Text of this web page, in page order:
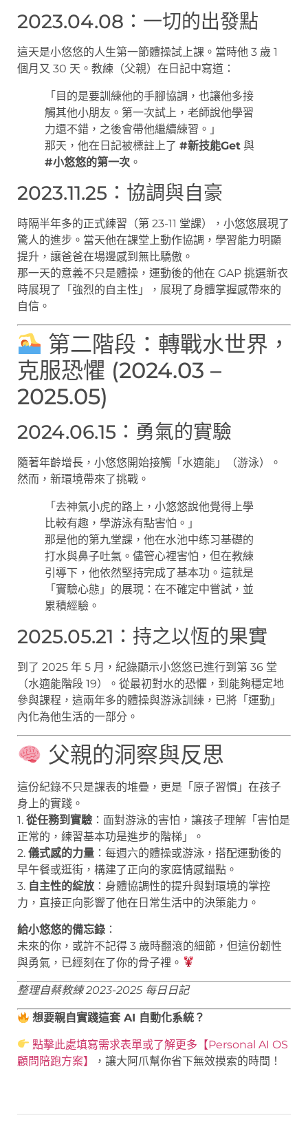
2023.04.08：一切的出發點
這天是小悠悠的人生第一節體操試上課。當時他 3 歲 1
個月又 30 天。教練（父親）在日記中寫道：
「目的是要訓練他的手腳協調，也讓他多接
觸其他小朋友。第一次試上，老師說他學習
力還不錯，之後會帶他繼續練習。」
那天，他在日記被標註上了 #新技能Get 與
#小悠悠的第一次 。
2023.11.25：協調與自豪
時隔半年多的正式練習（第 23-11 堂課），小悠悠展現了
驚人的進步。當天他在課堂上動作協調，學習能力明顯
提升，讓爸爸在場邊感到無比驕傲。
那一天的意義不只是體操，運動後的他在 GAP 挑選新衣
時展現了「強烈的自主性」，展現了身體掌握感帶來的
自信。
第二階段：轉戰水世界，
克服恐懼 (2024.03 –
2025.05)
2024.06.15：勇氣的實驗
隨著年齡增長，小悠悠開始接觸「水適能」（游泳）。
然而，新環境帶來了挑戰。
「去神氣小虎的路上，小悠悠說他覺得上學
比較有趣，學游泳有點害怕。」
那是他的第九堂課，他在水池中练习基礎的
打水與鼻子吐氣。儘管心裡害怕，但在教練
引導下，他依然堅持完成了基本功。這就是
「實驗心態」的展現：在不確定中嘗試，並
累積經驗。
2025.05.21：持之以恆的果實
到了 2025 年 5 月，紀錄顯示小悠悠已進行到第 36 堂
（水適能階段 19）。從最初對水的恐懼，到能夠穩定地
參與課程，這兩年多的體操與游泳訓練，已將「運動」
內化為他生活的一部分。
父親的洞察與反思
這份紀錄不只是課表的堆疊，更是「原子習慣」在孩子
身上的實踐。
1. 從任務到實驗 ：面對游泳的害怕，讓孩子理解「害怕是
正常的，練習基本功是進步的階梯」。
2. 儀式感的力量 ：每週六的體操或游泳，搭配運動後的
早午餐或逛街，構建了正向的家庭情感錨點。
3. 自主性的綻放 ：身體協調性的提升與對環境的掌控
力，直接正向影響了他在日常生活中的決策能力。
給小悠悠的備忘錄 ：
未來的你，或許不記得 3 歲時翻滾的細節，但這份韌性
與勇氣，已經刻在了你的骨子裡。
整理自蔡教練 2023-2025 每日日記
想要親自實踐這套 AI 自動化系統？
點擊此處填寫需求表單或了解更多【Personal AI OS
顧問陪跑方案】
，讓大阿爪幫你省下無效摸索的時間！